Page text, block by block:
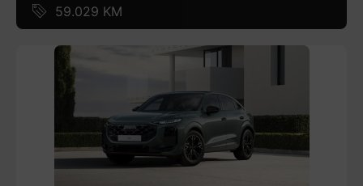
59.029 KM